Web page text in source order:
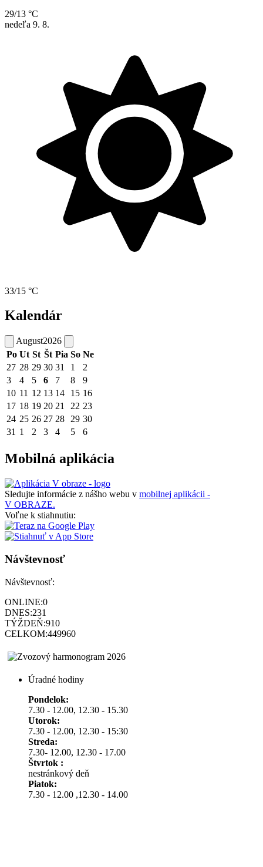
29/13 °C
nedeľa 9. 8.
33/15 °C
Kalendár
August2026
Po Ut St Št Pia So Ne
27 28 29 30 31 1
2
3
4 5 6 7 8
9
10 11 12 13 14 15 16
17 18 19 20 21 22 23
24 25 26 27 28 29 30
31 1 2 3 4 5 6
Mobilná aplikácia
Sledujte informácie z nášho webu v mobilnej aplikácii -
V OBRAZE.
Voľne k stiahnutiu:
Návštevnosť
Návštevnosť:
ONLINE:0
DNES:231
TÝŽDEŇ:910
CELKOM:449960
Úradné hodiny
Pondelok:
7.30 - 12.00, 12.30 - 15.30
Utorok:
7.30 - 12.00, 12.30 - 15:30
Streda:
7.30- 12.00, 12.30 - 17.00
Štvrtok :
nestránkový deň
Piatok:
7.30 - 12.00 ,12.30 - 14.00